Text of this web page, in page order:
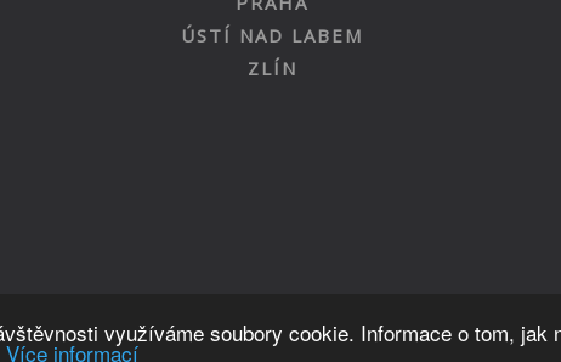
využíváme soubory cookie. Informace o tom,
Více informací
ÚSTÍ NAD LABEM
ZLÍN
Nahoru